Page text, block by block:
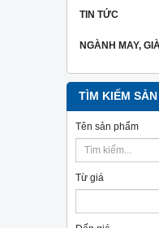
TIN TỨC
NGÀNH MAY,
TÌM KIẾM SẢN
Tên sản phẩm
Từ giá